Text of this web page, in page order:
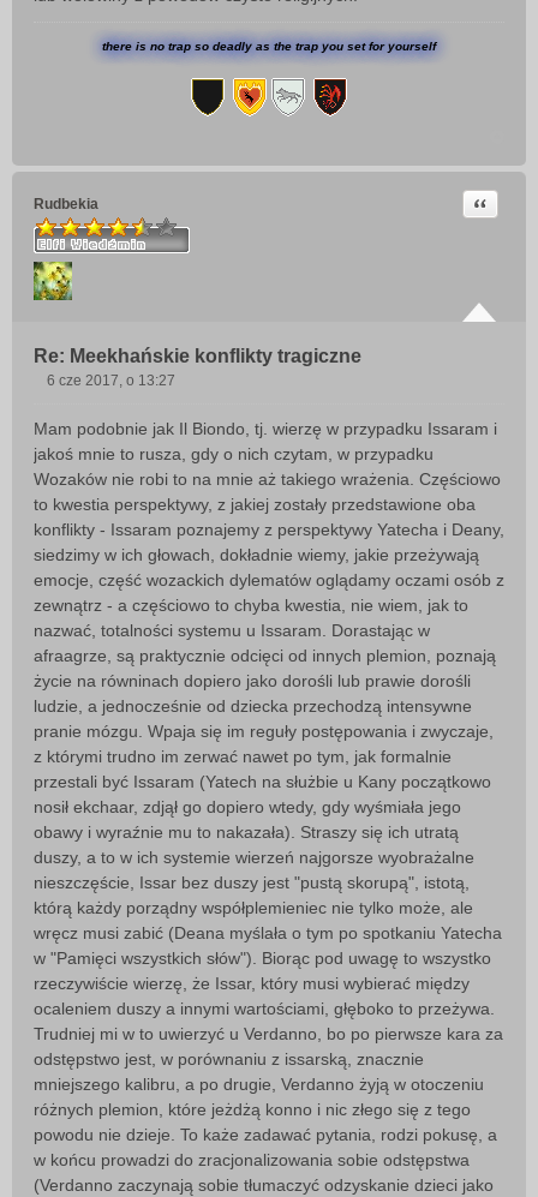
there is no trap so deadly as the trap you set for yourself
Rudbekia
Re: Meekhańskie konflikty tragiczne
Cytuj
s
t
6 cze 2017, o 13:27
Mam podobnie jak Il Biondo, tj. wierzę w przypadku Issaram i
jakoś mnie to rusza, gdy o nich czytam, w przypadku
Wozaków nie robi to na mnie aż takiego wrażenia. Częściowo
to kwestia perspektywy, z jakiej zostały przedstawione oba
konflikty - Issaram poznajemy z perspektywy Yatecha i Deany,
siedzimy w ich głowach, dokładnie wiemy, jakie przeżywają
emocje, część wozackich dylematów oglądamy oczami osób z
zewnątrz - a częściowo to chyba kwestia, nie wiem, jak to
nazwać, totalności systemu u Issaram. Dorastając w
afraagrze, są praktycznie odcięci od innych plemion, poznają
życie na równinach dopiero jako dorośli lub prawie dorośli
ludzie, a jednocześnie od dziecka przechodzą intensywne
pranie mózgu. Wpaja się im reguły postępowania i zwyczaje,
z którymi trudno im zerwać nawet po tym, jak formalnie
przestali być Issaram (Yatech na służbie u Kany początkowo
nosił ekchaar, zdjął go dopiero wtedy, gdy wyśmiała jego
obawy i wyraźnie mu to nakazała). Straszy się ich utratą
duszy, a to w ich systemie wierzeń najgorsze wyobrażalne
nieszczęście, Issar bez duszy jest "pustą skorupą", istotą,
którą każdy porządny współplemieniec nie tylko może, ale
wręcz musi zabić (Deana myślała o tym po spotkaniu Yatecha
w "Pamięci wszystkich słów"). Biorąc pod uwagę to wszystko
rzeczywiście wierzę, że Issar, który musi wybierać między
ocaleniem duszy a innymi wartościami, głęboko to przeżywa.
Trudniej mi w to uwierzyć u Verdanno, bo po pierwsze kara za
odstępstwo jest, w porównaniu z issarską, znacznie
mniejszego kalibru, a po drugie, Verdanno żyją w otoczeniu
różnych plemion, które jeżdżą konno i nic złego się z tego
powodu nie dzieje. To każe zadawać pytania, rodzi pokusę, a
w końcu prowadzi do zracjonalizowania sobie odstępstwa
(Verdanno zaczynają sobie tłumaczyć odzyskanie dzieci jako